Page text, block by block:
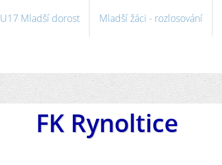
U17 Mladší dorost Mladší žáci - rozlosování
FK Rynoltice